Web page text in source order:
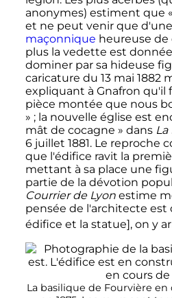
anonymes) estiment que
et ne peut venir que
maçonnique heureuse de
plus la vedette est
dominer par sa hideuse
caricature du 13 mai 1882
expliquant à Gnafron qu'il
pièce montée que nous
» ; la nouvelle église est
mât de cocagne » dans
6 juillet 1881. Le reproche
que l'édifice ravit la
mettant à sa place une
partie de la dévotion
Courrier de Lyonestime
pensée de l'architecte est
édifice et la statue], on y
La basilique de Fourvière